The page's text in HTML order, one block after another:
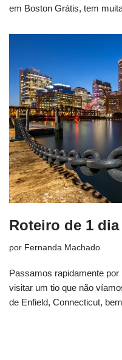
em Boston Grátis, tem
Roteiro de 1
por Fernanda Machado
Passamos rapidamente
visitar um tio que não
de Enfield, Connecticut,